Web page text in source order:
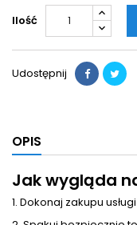
Ilość
Udostępnij
OPIS
Jak wygląda
1. Dokonaj zakupu